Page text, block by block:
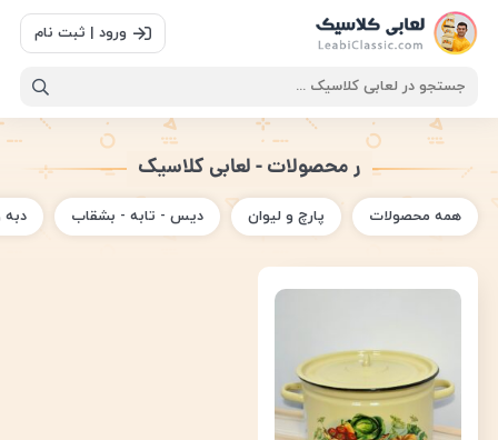
ورود | ثبت نام
ر محصولات - لعابی کلاسیک
همه محصولات پارچ و لیوان دیس - تابه - بشقاب